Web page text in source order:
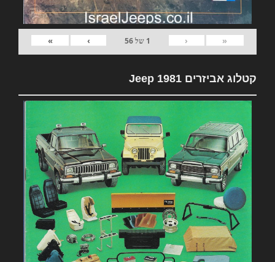
«
‹
1 של56
›
»
קטלוג אביזרים 1981 Jeep